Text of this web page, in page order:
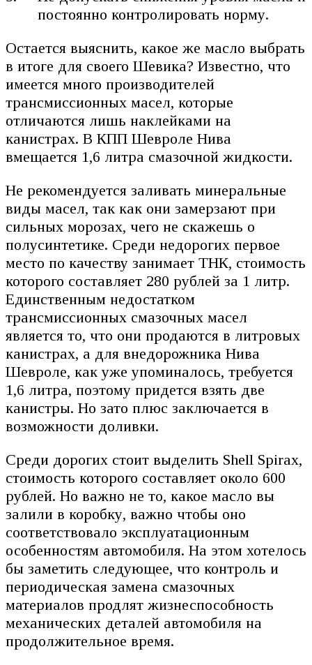
постоянно контролировать норму.
Остается выяснить, какое же масло выбрать
в итоге для своего Шевика? Известно, что
имеется много производителей
трансмиссионных масел, которые
отличаются лишь наклейками на
канистрах. В КПП Шевроле Нива
вмещается 1,6 литра смазочной жидкости.
Не рекомендуется заливать минеральные
виды масел, так как они замерзают при
сильных морозах, чего не скажешь о
полусинтетике. Среди недорогих первое
место по качеству занимает ТНК, стоимость
которого составляет 280 рублей за 1 литр.
Единственным недостатком
трансмиссионных смазочных масел
является то, что они продаются в литровых
канистрах, а для внедорожника Нива
Шевроле, как уже упоминалось, требуется
1,6 литра, поэтому придется взять две
канистры. Но зато плюс заключается в
возможности доливки.
Среди дорогих стоит выделить Shell Spirax,
стоимость которого составляет около 600
рублей. Но важно не то, какое масло вы
залили в коробку, важно чтобы оно
соответствовало эксплуатационным
особенностям автомобиля. На этом хотелось
бы заметить следующее, что контроль и
периодическая замена смазочных
материалов продлят жизнеспособность
механических деталей автомобиля на
продолжительное время.